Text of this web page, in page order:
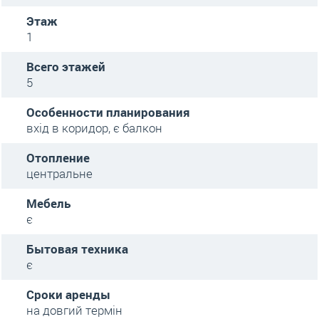
Этаж
1
Всего этажей
5
Особенности планирования
вхід в коридор, є балкон
Отопление
центральне
Мебель
є
Бытовая техника
є
Сроки аренды
на довгий термін